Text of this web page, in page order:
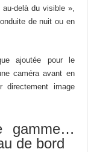
delà du visible »,
de nuit ou en
ajoutée pour le
caméra avant en
directement image
gamme…
de bord